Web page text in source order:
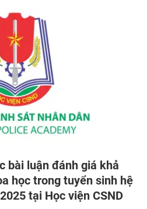
bài luận đánh giá khả
học trong tuyển sinh hệ
tại Học viện CSND